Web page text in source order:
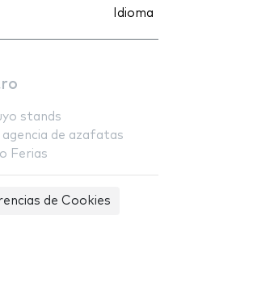
Idioma
stands
agencia de azafatas
Ferias
de Cookies